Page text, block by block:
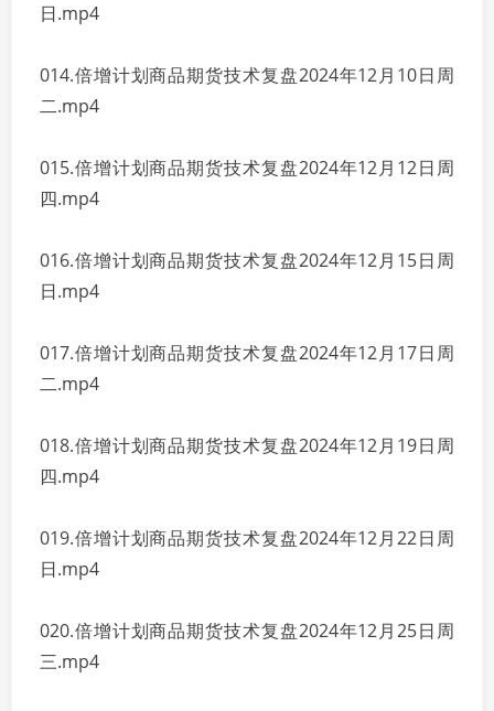
日.mp4
014.倍增计划商品期货技术复盘2024年12月10日周
二.mp4
015.倍增计划商品期货技术复盘2024年12月12日周
四.mp4
016.倍增计划商品期货技术复盘2024年12月15日周
日.mp4
017.倍增计划商品期货技术复盘2024年12月17日周
二.mp4
018.倍增计划商品期货技术复盘2024年12月19日周
四.mp4
019.倍增计划商品期货技术复盘2024年12月22日周
日.mp4
020.倍增计划商品期货技术复盘2024年12月25日周
三.mp4